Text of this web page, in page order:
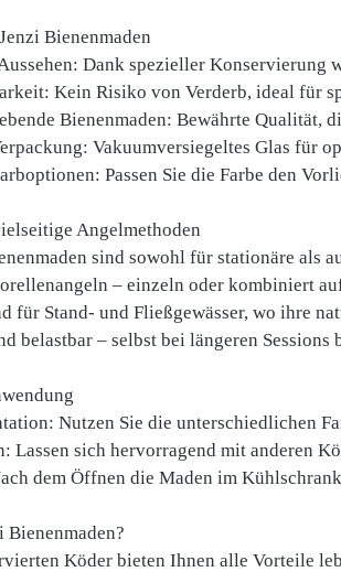
Bienenmaden
Dank spezieller Konservierung
Kein Risiko von Verderb, ideal für
Bienenmaden: Bewährte Qualität,
Vakuumversiegeltes Glas für
Passen Sie die Farbe den
Angelmethoden
sind sowohl für stationäre als
– einzeln oder kombiniert
für Stand- und Fließgewässer, wo ihre
belastbar – selbst bei längeren
Nutzen Sie die unterschiedlichen
Lassen sich hervorragend mit anderen
dem Öffnen die Maden im
Bienenmaden?
Köder bieten Ihnen alle Vorteile